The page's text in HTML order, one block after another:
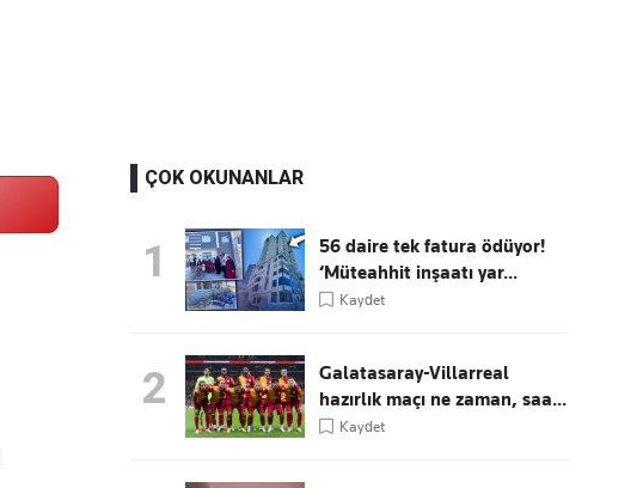
ÇOK OKUNANLAR
1
56 daire tek fatura ödüyor!
‘Müteahhit inşaatı yar...
Kaydet
2
Galatasaray-Villarreal
hazırlık maçı ne zaman, saa...
Kaydet